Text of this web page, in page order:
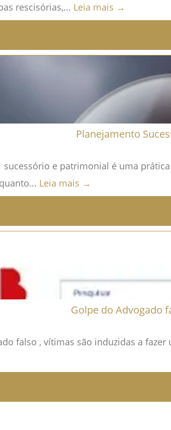
rescisórias,... Leia mais →
Planejamento
e patrimonial é uma
Leia mais →
Golpe do Advogado
falso , vítimas são induzidas a